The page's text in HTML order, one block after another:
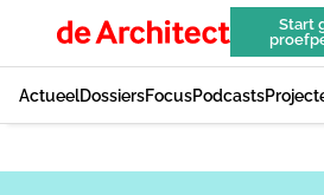
Start
ActueelDossiersFocusPodcasts